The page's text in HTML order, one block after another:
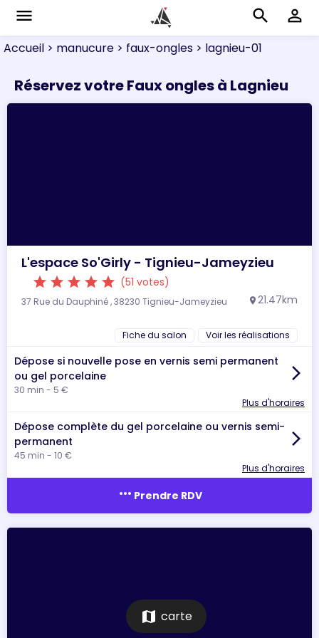
menu search perm_identity
Accueil > manucure > faux-ongles > lagnieu-01
Réservez votre Faux ongles à Lagnieu
L'espace So'Girly - Tignieu-Jameyzieu
star star star star star (51 votes)
37 Rue du Dauphiné , 38230 Tignieu-Jameyzieu location_on 21.47km
Fiche du salon Voir les réalisations
Dépose si nouvelle pose en vernis semi permanent
ou gel porcelaine
30 min - 5 €
arrow_forward_ios
Plus d'horaires
Dépose complète du gel porcelaine ou vernis semi-
permanent
45 min - 10 €
arrow_forward_ios
Plus d'horaires
more_horiz Prendre RDV
map carte